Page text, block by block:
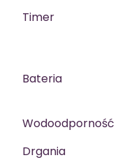
Timer
Bateria
Wodoodporność
Drgania